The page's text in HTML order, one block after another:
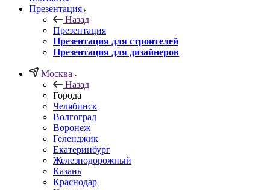
Презентация
Назад
Презентация
Презентация для строителей
Презентация для дизайнеров
Москва
Назад
Города
Челябинск
Волгоград
Воронеж
Геленджик
Екатеринбург
Железнодорожный
Казань
Краснодар